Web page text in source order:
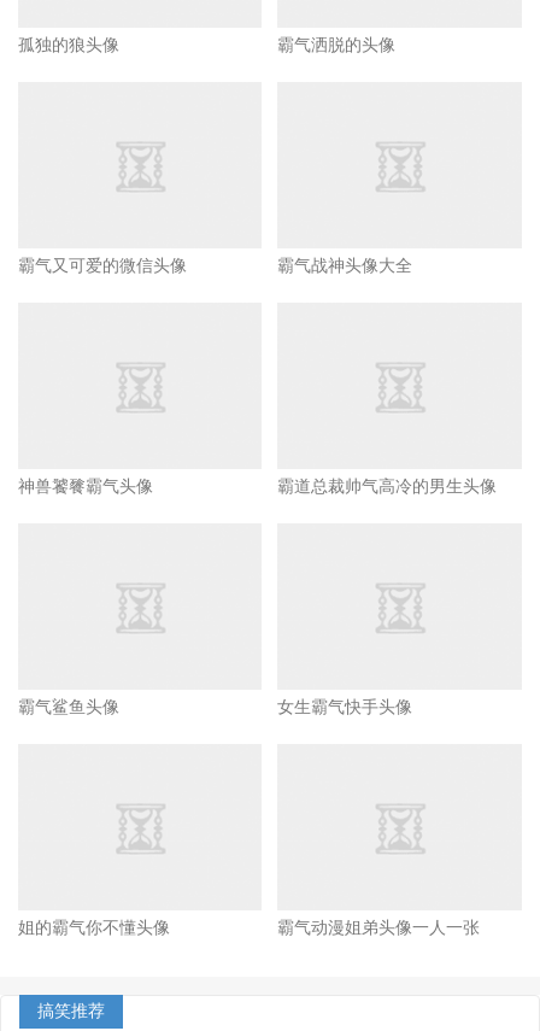
孤独的狼头像 霸气洒脱的头像
霸气又可爱的微信头像 霸气战神头像大全
神兽饕餮霸气头像 霸道总裁帅气高冷的男生头像
霸气鲨鱼头像 女生霸气快手头像
姐的霸气你不懂头像 霸气动漫姐弟头像一人一张
搞笑推荐